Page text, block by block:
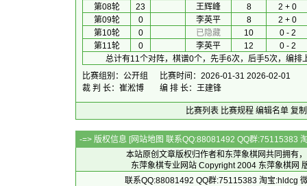
第08轮
23 王辉峰 8
2 + 0
第09轮
0 李英平 8
2 + 0
第10轮
0 已隐藏 10
0 - 2
第11轮
0 李英平 12
0 - 2
总计有11个对阵，棋谱0个，先手6次，后手5次，编
比赛组别：公开组
比赛时间：2026-01-31 2026-02-01
裁 判 长：崔淞博
编 排 长：王建锋
比赛列表 比赛规程 编辑名单 复
-=> 版权信息 [网站地图 联系QQ:88081492 QQ群:75115383
本站原创文章版权归作者和 东萍象棋网共同拥有
东萍象棋专业网站 Copyright 2004 东萍象棋网
联系QQ:88081492 QQ群:75115383 淘宝:hldcg